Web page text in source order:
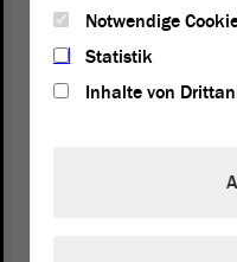
entlang der Isar statt.
Renaturierungsprojekt für
Christian Leeb, Leiter des
Notwendige
Statistik
Inhalte von